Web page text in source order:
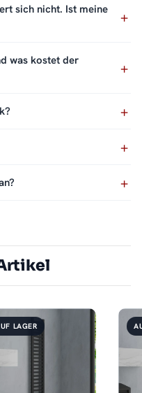
sich nicht. Ist meine
was kostet der
LAGER